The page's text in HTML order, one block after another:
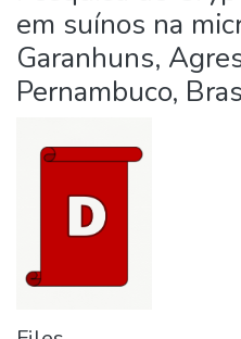
em suínos na
Garanhuns,
Pernambuco,